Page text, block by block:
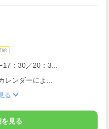
給
：30／20：3...
ンダーによ...
る
見る